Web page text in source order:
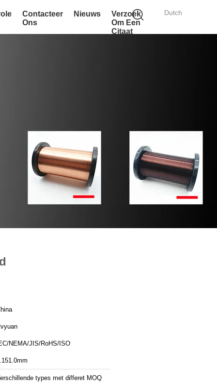
Dutch
Contacteer
Ons
Nieuws
Verzoek
Om Een
Citaat
NEMA/JIS/RoHS/ISO
types met differet MOQ